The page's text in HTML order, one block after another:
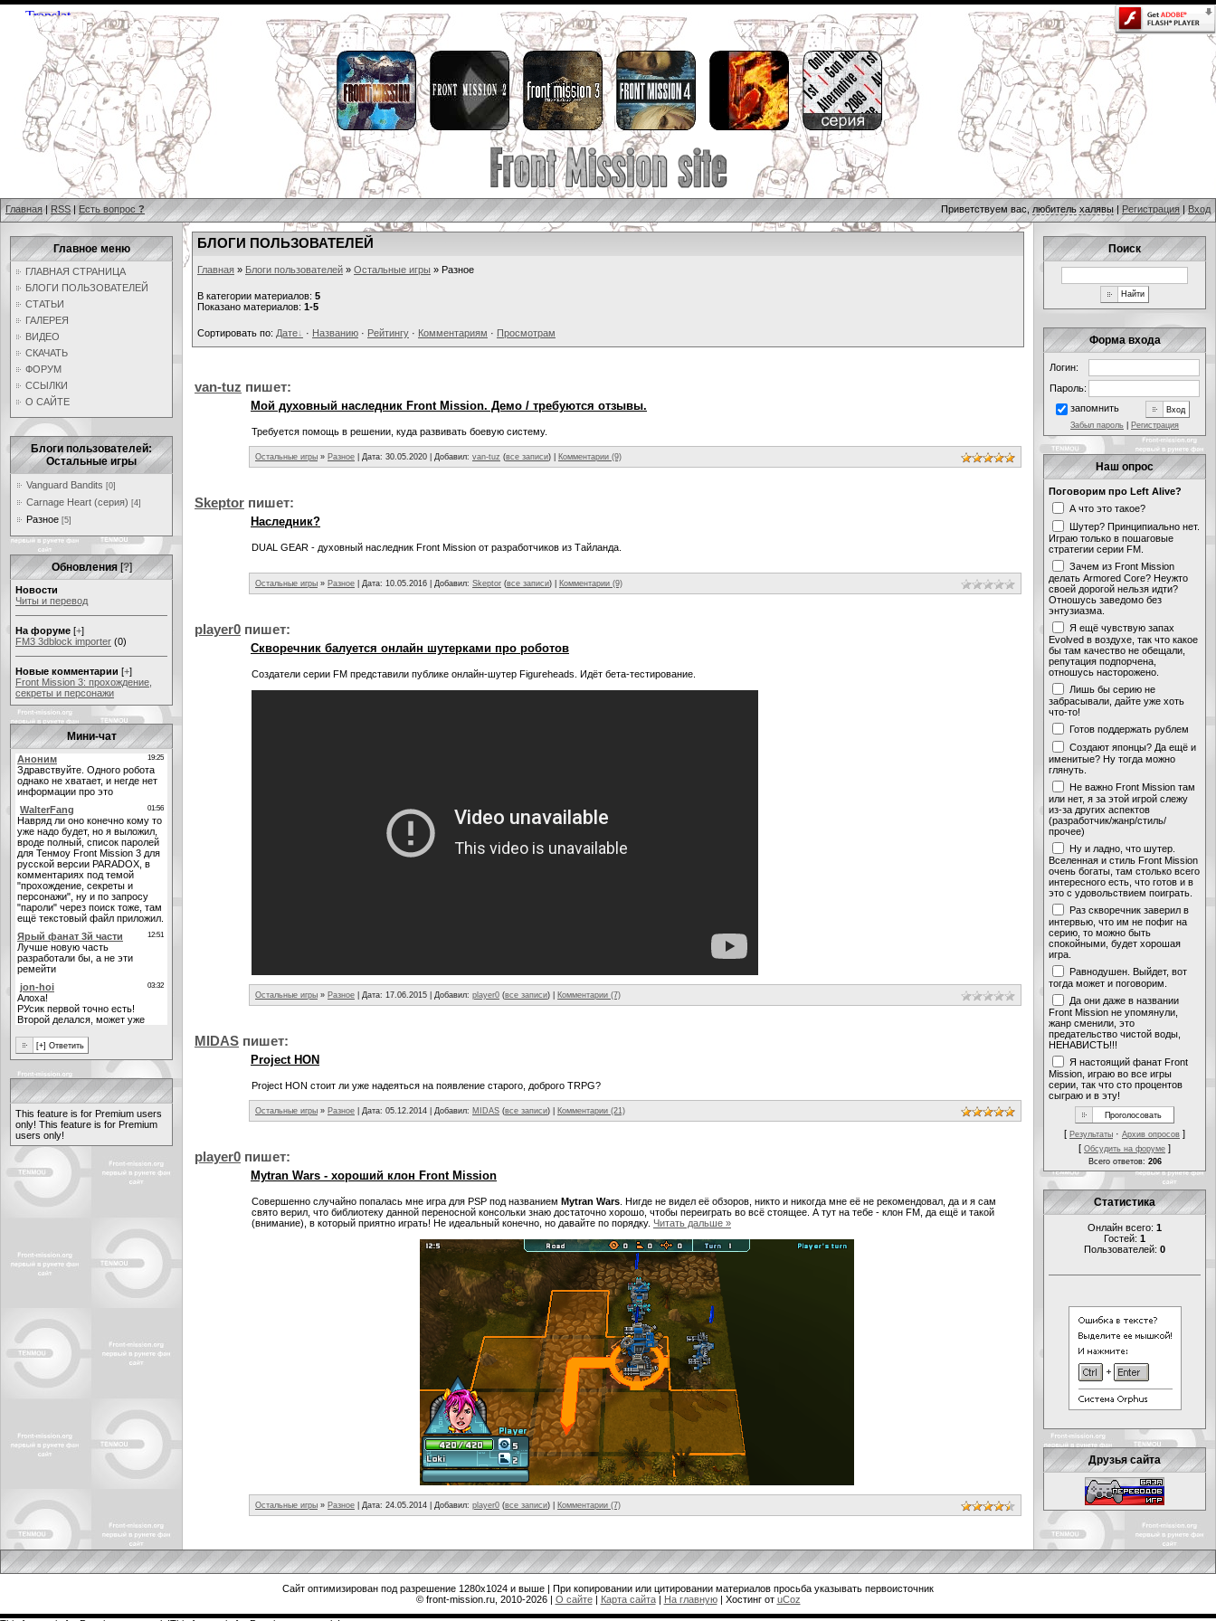
Главная | RSS | Есть вопрос ? Приветствуем вас, любитель халявы | Регистрация |Вход
Главное меню
ГЛАВНАЯ СТРАНИЦА
БЛОГИ ПОЛЬЗОВАТЕЛЕЙ
СТАТЬИ
ГАЛЕРЕЯ
ВИДЕО
СКАЧАТЬ
ФОРУМ
ССЫЛКИ
О САЙТЕ
Блоги пользователей:
Остальные игры
Vanguard Bandits [0]
Carnage Heart (серия) [4]
Разное [5]
Обновления [?]
Новости
Читы и перевод
На форуме [+]
FM3 3dblock importer (0)
Новые комментарии [+]
Front Mission 3: прохождение,
секреты и персонажи
Мини-чат
This feature is for Premium users
only! This feature is for Premium
users only!
БЛОГИ ПОЛЬЗОВАТЕЛЕЙ
Главная » Блоги пользователей » Остальные игры » Разное
В категории материалов: 5
Показано материалов: 1-5
Сортировать по: Дате · Названию · Рейтингу · Комментариям · Просмотрам
van-tuz пишет:
Мой духовный наследник Front Mission. Демо / требуются отзывы.
Требуется помощь в решении, куда развивать боевую систему.
Остальные игры » Разное | Дата: 30.05.2020 | Добавил: van-tuz (все записи) | Комментарии (9)
Skeptor пишет:
Наследник?
DUAL GEAR - духовный наследник Front Mission от разработчиков из Тайланда.
Остальные игры » Разное | Дата: 10.05.2016 | Добавил: Skeptor (все записи) | Комментарии (9)
player0 пишет:
Скворечник балуется онлайн шутерками про роботов
Создатели серии FM представили публике онлайн-шутер Figureheads. Идёт бета-тестирование.
Остальные игры » Разное | Дата: 17.06.2015 | Добавил: player0 (все записи) | Комментарии (7)
MIDАS пишет:
Project HON
Project HON стоит ли уже надеяться на появление старого, доброго TRPG?
Остальные игры » Разное | Дата: 05.12.2014 | Добавил: MIDАS (все записи) | Комментарии (21)
player0 пишет:
Mytran Wars - хороший клон Front Mission
Совершенно случайно попалась мне игра для PSP под названием Mytran Wars . Нигде не видел её обзоров, никто и никогда мне её не рекомендовал, да и я сам
свято верил, что библиотеку данной переносной консольки знаю достаточно хорошо, чтобы переиграть во всё стоящее. А тут на тебе - клон FM, да ещё и такой
(внимание), в который приятно играть! Не идеальный конечно, но давайте по порядку. Читать дальше »
Остальные игры » Разное | Дата: 24.05.2014 | Добавил: player0 (все записи) | Комментарии (7)
Поиск
Форма входа
Логин:
Пароль:
запомнить
Забыл пароль Регистрация
Наш опрос
Поговорим про Left Alive?
А что это такое?
Шутер? Принципиально нет.
Играю только в пошаговые
стратегии серии FM.
Зачем из Front Mission
делать Armored Core? Неужто
своей дорогой нельзя идти?
Отношусь заведомо без
энтузиазма.
Я ещё чувствую запах
Evolved в воздухе, так что какое
бы там качество не обещали,
репутация подпорчена,
отношусь насторожено.
Лишь бы серию не
забрасывали, дайте уже хоть
что-то!
Готов поддержать рублем
Создают японцы? Да ещё и
именитые? Ну тогда можно
глянуть.
Не важно Front Mission там
или нет, я за этой игрой слежу
из-за других аспектов
(разработчик/жанр/стиль/
прочее)
Ну и ладно, что шутер.
Вселенная и стиль Front Mission
очень богаты, там столько всего
интересного есть, что готов и в
это с удовольствием поиграть.
Раз скворечник заверил в
интервью, что им не пофиг на
серию, то можно быть
спокойными, будет хорошая
игра.
Равнодушен. Выйдет, вот
тогда может и поговорим.
Да они даже в названии
Front Mission не упомянули,
жанр сменили, это
предательство чистой воды,
НЕНАВИСТЬ!!!
Я настоящий фанат Front
Mission, играю во все игры
серии, так что сто процентов
сыграю и в эту!
[ Результаты · Архив опросов ]
[ Обсудить на форуме ]
Всего ответов: 206
Статистика
Онлайн всего: 1
Гостей: 1
Пользователей: 0
Друзья сайта
Сайт оптимизирован под разрешение 1280x1024 и выше | При копировании или цитировании материалов просьба указывать первоисточник
© front-mission.ru, 2010-2026| О сайте| Карта сайта| На главную| Хостинг от uCoz